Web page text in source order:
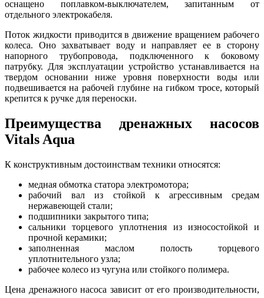
оснащено поплавком-выключателем, запитанным от
отдельного электрокабеля.
Поток жидкости приводится в движение вращением рабочего
колеса. Оно захватывает воду и направляет ее в сторону
напорного трубопровода, подключенного к боковому
патрубку. Для эксплуатации устройство устанавливается на
твердом основании ниже уровня поверхности воды или
подвешивается на рабочей глубине на гибком тросе, который
крепится к ручке для переноски.
Преимущества дренажных насосов
Vitals Aqua
К конструктивным достоинствам техники относятся:
медная обмотка статора электромотора;
рабочий вал из стойкой к агрессивным средам
нержавеющей стали;
подшипники закрытого типа;
сальники торцевого уплотнения из износостойкой и
прочной керамики;
заполненная маслом полость торцевого
уплотнительного узла;
рабочее колесо из чугуна или стойкого полимера.
Цена дренажного насоса зависит от его производительности,